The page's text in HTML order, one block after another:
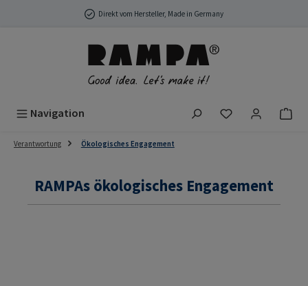
Zum Hauptinhalt springenDirekt vom Hersteller, Made in Germany
Navigation Du hast 0
Verantwortung Ökologisches Engagement
RAMPAs ökologisches Engagement